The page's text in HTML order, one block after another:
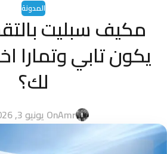
المدونة
مكيف سبليت
يكون تابي وتمارا
لك؟
AmrOn يونيو 3, 2026